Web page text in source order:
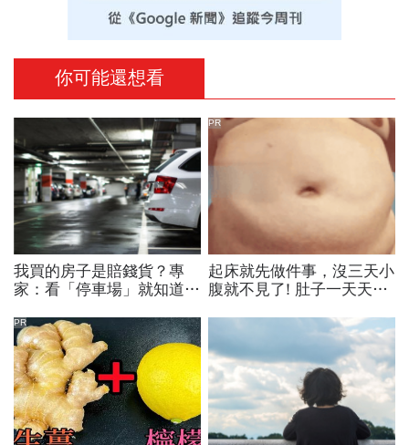
你可能還想看
我買的房子是賠錢貨？專
家：看「停車場」就知道！
起床就先做件事，沒三天小
腹就不見了! 肚子一天天變
PR
PR